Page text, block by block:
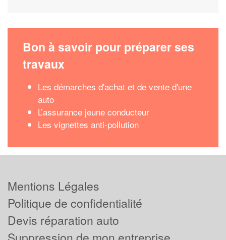
Bon à savoir pour préparer ses
travaux
Les démarches d'achat et de vente d'une
auto
L’assurance jeune conducteur
Les vignettes anti-pollution
Mentions Légales
Politique de confidentialité
Devis réparation auto